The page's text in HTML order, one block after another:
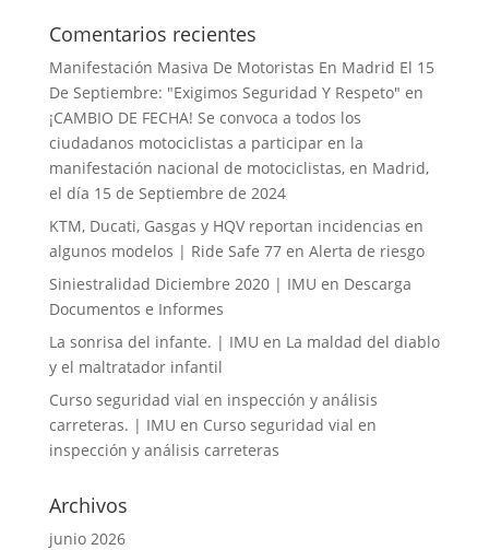
Comentarios recientes
Manifestación Masiva De Motoristas En Madrid El 15
De Septiembre: "Exigimos Seguridad Y Respeto" en
¡CAMBIO DE FECHA! Se convoca a todos los
ciudadanos motociclistas a participar en la
manifestación nacional de motociclistas, en Madrid,
el día 15 de Septiembre de 2024
KTM, Ducati, Gasgas y HQV reportan incidencias en
algunos modelos | Ride Safe 77en Alerta de riesgo
Siniestralidad Diciembre 2020 | IMU en Descarga
Documentos e Informes
La sonrisa del infante. | IMU en La maldad del diablo
y el maltratador infantil
Curso seguridad vial en inspección y análisis
carreteras. | IMU en Curso seguridad vial en
inspección y análisis carreteras
Archivos
junio 2026